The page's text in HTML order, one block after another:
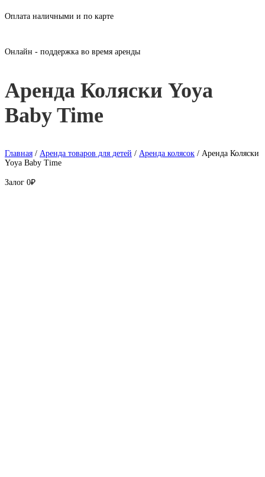
Оплата наличными и по карте
Онлайн - поддержка во время аренды
Аренда Коляски Yoya
Baby Time
Главная / Аренда товаров для детей / Аренда колясок / Аренда Коляски
Yoya Baby Time
Залог 0₽